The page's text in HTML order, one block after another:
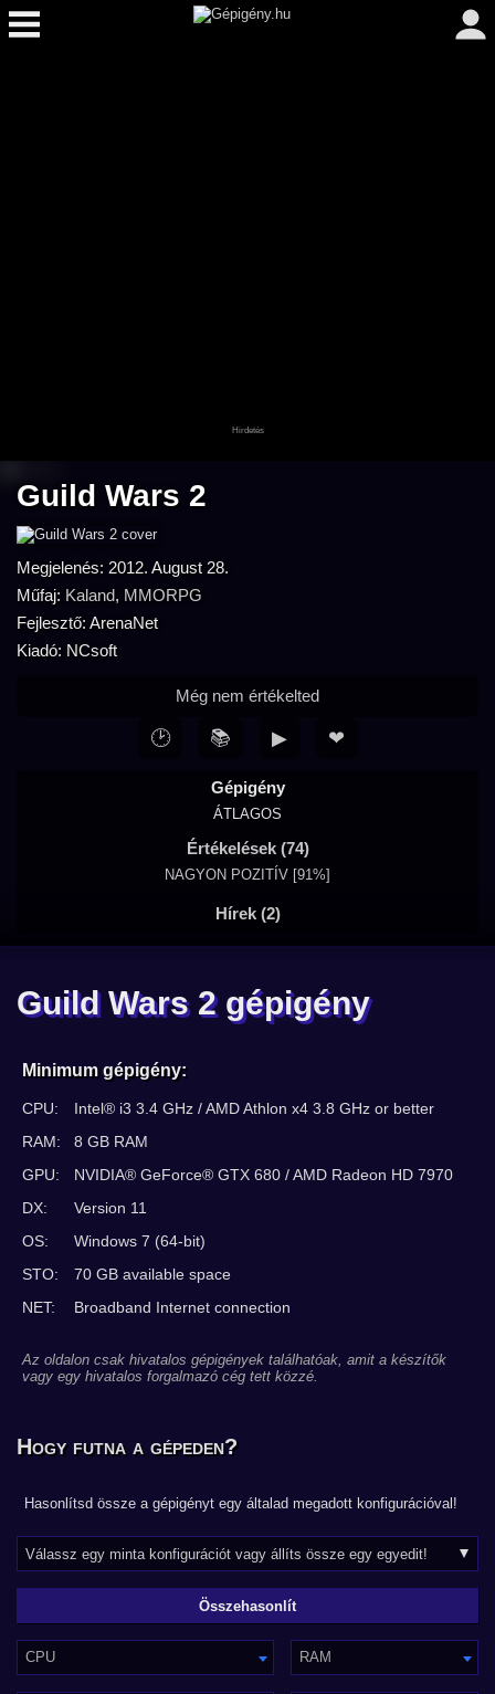
Guild Wars 2
Megjelenés: 2012. August 28.
Műfaj: Kaland, MMORPG
Fejlesztő: ArenaNet
Kiadó: NCsoft
Gépigény
ÁTLAGOS
Értékelések (74)
NAGYON POZITÍV [91%]
Hírek (2)
Még nem értékelted
🕑 📚 ▶ ❤
Guild Wars 2 gépigény
Minimum gépigény:
CPU:
Intel® i3 3.4 GHz / AMD Athlon x4 3.8 GHz or better
RAM:
8 GB RAM
GPU:
NVIDIA® GeForce® GTX 680 / AMD Radeon HD 7970
DX:
Version 11
OS:
Windows 7 (64-bit)
STO:
70 GB available space
NET:
Broadband Internet connection
Az oldalon csak hivatalos gépigények találhatóak, amit a készítők
vagy egy hivatalos forgalmazó cég tett közzé.
Hogy futna a gépeden?
Hasonlítsd össze a gépigényt egy általad megadott konfigurációval!
CPU RAM